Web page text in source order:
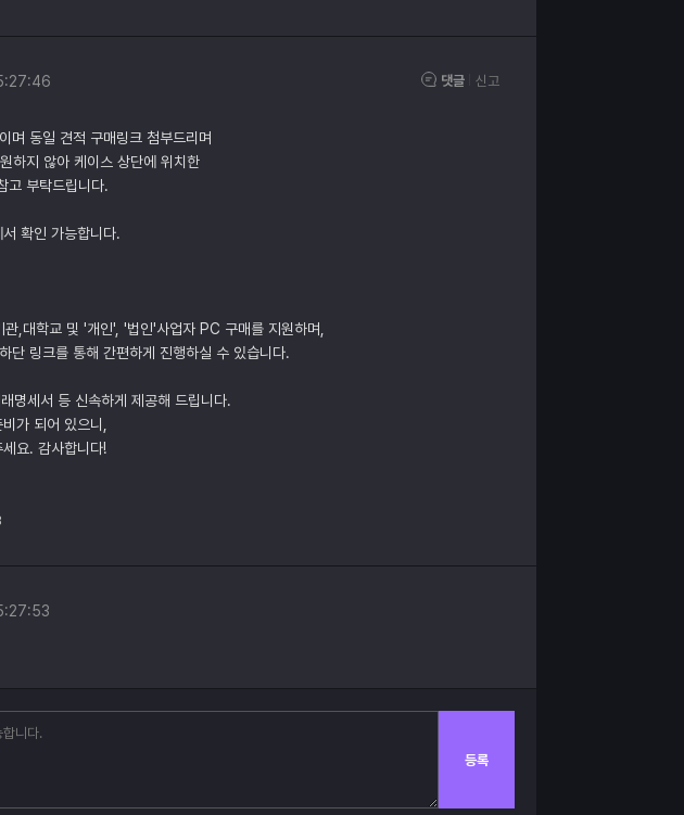
댓글 신고
며 동일 견적 구매링크 첨부드리며
하지 않아 케이스 상단에 위치한
고 부탁드립니다.
확인 가능합니다.
,대학교 및 '개인', '법인'사업자 PC 구매를 지원하며,
단 링크를 통해 간편하게 진행하실 수 있습니다.
명세서 등 신속하게 제공해 드립니다.
가 되어 있으니,
요. 감사합니다!
등록